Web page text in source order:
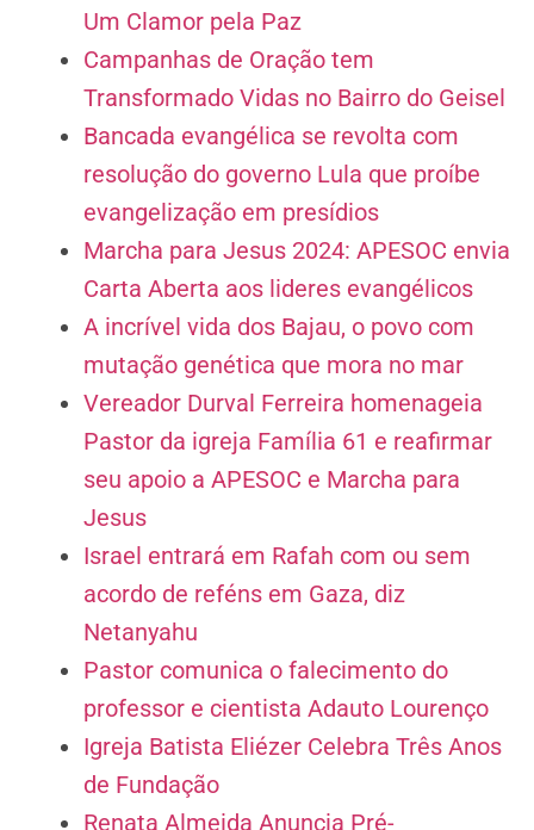
Um Clamor pela Paz
Campanhas de Oração tem
Transformado Vidas no Bairro do Geisel
Bancada evangélica se revolta com
resolução do governo Lula que proíbe
evangelização em presídios
Marcha para Jesus 2024: APESOC envia
Carta Aberta aos lideres evangélicos
A incrível vida dos Bajau, o povo com
mutação genética que mora no mar
Vereador Durval Ferreira homenageia
Pastor da igreja Família 61 e reafirmar
seu apoio a APESOC e Marcha para
Jesus
Israel entrará em Rafah com ou sem
acordo de reféns em Gaza, diz
Netanyahu
Pastor comunica o falecimento do
professor e cientista Adauto Lourenço
Igreja Batista Eliézer Celebra Três Anos
de Fundação
Renata Almeida Anuncia Pré-